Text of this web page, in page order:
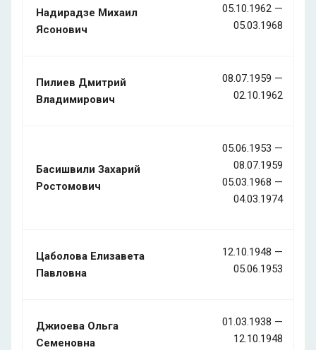
Надирадзе Михаил
Ясонович
05.10.1962 —
05.03.1968
Пилиев Дмитрий
Владимирович
08.07.1959 —
02.10.1962
Басишвили Захарий
Ростомович
05.06.1953 —
08.07.1959
05.03.1968 —
04.03.1974
Цаболова Елизавета
Павловна
12.10.1948 —
05.06.1953
Джиоева Ольга
Семеновна
01.03.1938 —
12.10.1948